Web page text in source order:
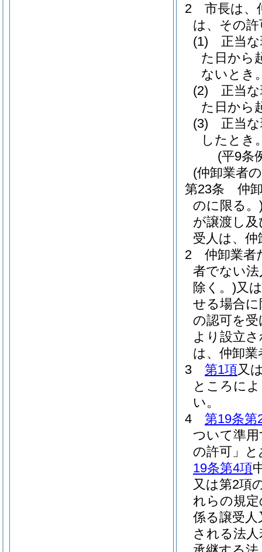
2
市長は、
は、その
(1)
正当
た日から
ないとき
(2)
正当
た日から
(3)
正当
したとき
(平9条
(仲卸業者
第23条
仲
のに限る。
が譲渡し
受人は、
2
仲卸業者
者でない
除く。)又
せる場合
の認可を
より設立
は、仲卸
3
第1項又
ところに
い。
4
第19条第
ついて準
の許可」
19条第4項
又は第2項
れらの規
係る譲受
される法